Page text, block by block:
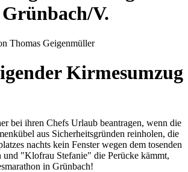
V.
Thomas Geigenmüller
Kirmesumzug
bei ihren Chefs Urlaub beantragen, wenn die
aus Sicherheitsgründen reinholen, die
nachts kein Fenster wegen dem tosenden
"Klofrau Stefanie" die Perücke kämmt,
in Grünbach!